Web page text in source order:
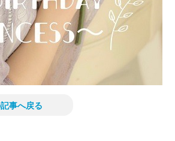
事へ戻る